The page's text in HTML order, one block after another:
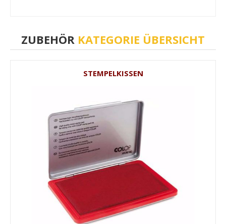
ZUBEHÖR KATEGORIE ÜBERSICHT
STEMPELKISSEN